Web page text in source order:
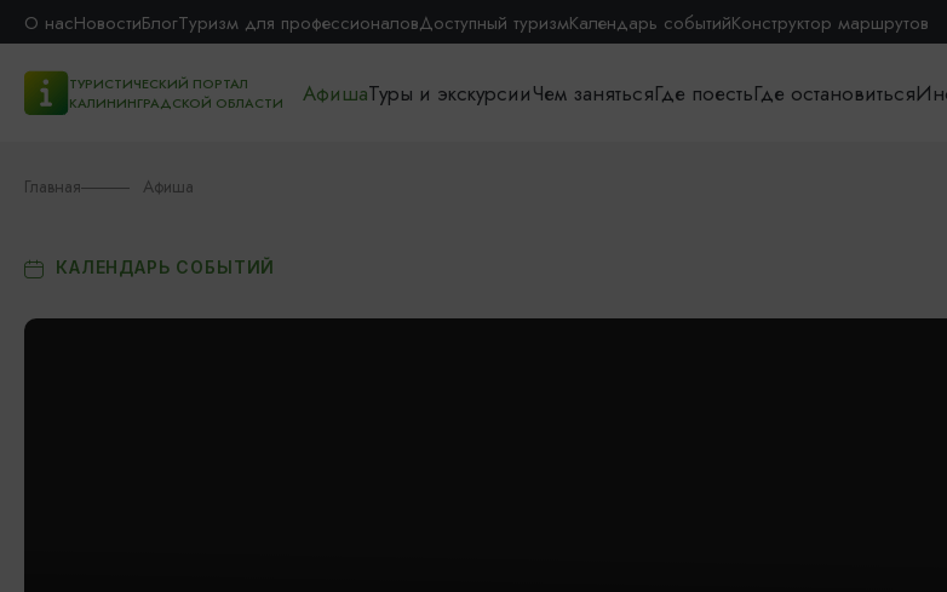
О насНовостиБлогТуризм для профессионаловДоступный туризмКалендарь событийКонструктор маршрутов
ТУРИСТИЧЕСКИЙ ПОРТАЛ
КАЛИНИНГРАДСКОЙ ОБЛАСТИ
АфишаТуры и экскурсииЧем занятьсяГде поестьГде остановиться
Главная Афиша
КАЛЕНДАРЬ СОБЫТИЙ